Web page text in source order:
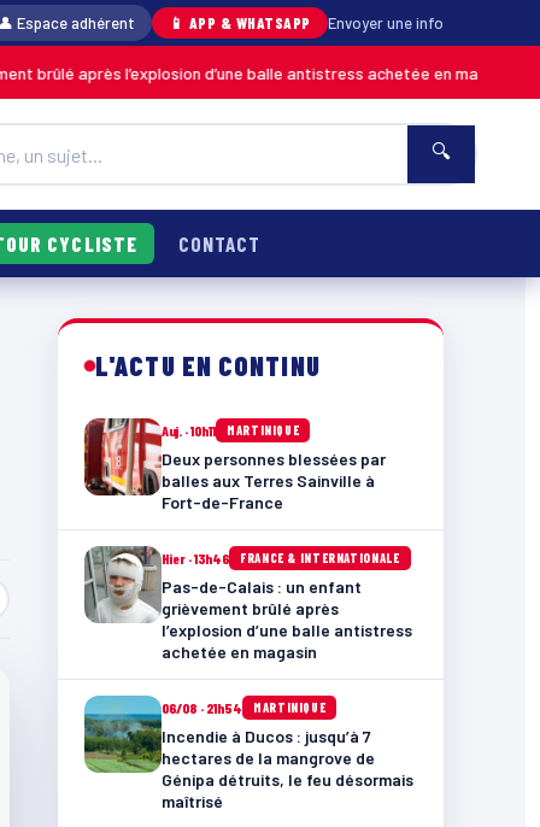
👤 Espace adhérent 📱 APP & WHATSAPP Envoyer une info
l’explosion d’une balle antistress achetée en magasin MARTINIQUE
🔍
CYCLISTE CONTACT
L'ACTU EN CONTINU
Auj. · 10h11 MARTINIQUE
Deux personnes blessées par
balles aux Terres Sainville à
Fort-de-France
Hier · 13h46 FRANCE & INTERNATIONALE
Pas-de-Calais : un enfant
grièvement brûlé après
l’explosion d’une balle antistress
achetée en magasin
06/08 · 21h54 MARTINIQUE
Incendie à Ducos : jusqu’à 7
hectares de la mangrove de
Génipa détruits, le feu désormais
maîtrisé